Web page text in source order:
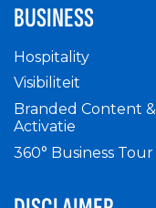
BUSINESS
Hospitality
Visibiliteit
Branded Content &
Activatie
360° Business Tour